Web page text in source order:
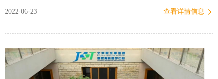
Perthes病。 在国内常被称为儿童“股骨头坏死”，这一诊断常引起家长
别的，国外文献也并没有以（Avascular necrosis，AVN）描述这个病。
这是一种儿童时期特殊的自限性股骨头骨软骨病。所谓“自限性”是指
2022-06-23 查看详情信息